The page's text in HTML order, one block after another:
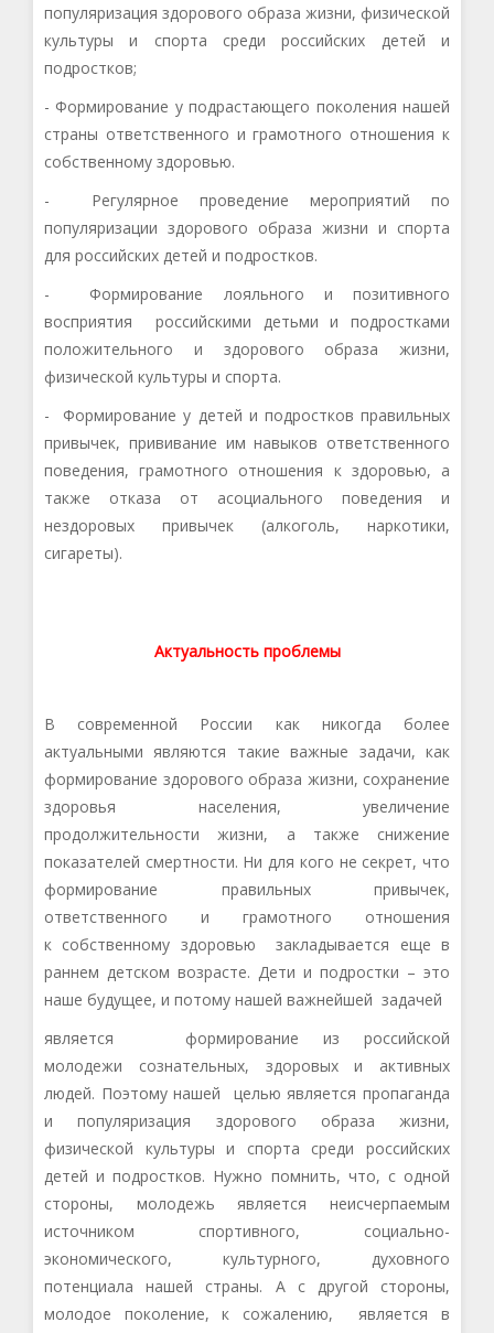
популяризация здорового образа жизни, физической
культуры и спорта среди российских детей и
подростков;
- Формирование у подрастающего поколения нашей
страны ответственного и грамотного отношения к
собственному здоровью.
- Регулярное проведение мероприятий по
популяризации здорового образа жизни и спорта
для российских детей и подростков.
- Формирование лояльного ипозитивного
восприятия российскими детьми и подростками
положительного и здорового образа жизни,
физической культуры и спорта.
- Формирование у детей и подростков правильных
привычек, прививание им навыков ответственного
поведения, грамотного отношения к здоровью, а
также отказа от асоциального поведения и
нездоровых привычек (алкоголь, наркотики,
сигареты).
Актуальность проблемы
В современной России как никогда более
актуальными являются такие важные задачи, как
формирование здорового образа жизни, сохранение
здоровья населения, увеличение
продолжительности жизни, а также снижение
показателей смертности. Ни для кого не секрет, что
формирование правильных привычек,
ответственного и грамотного отношения
к собственному здоровью закладывается ещев
раннем детском возрасте. Дети и подростки – это
наше будущее, и потому нашей важнейшей задачей
является формирование
изроссийской
молодежи сознательных, здоровых и активных
людей. Поэтому нашей целью является пропаганда
и популяризация здорового образа жизни,
физической культуры и спорта среди российских
детей и подростков. Нужно помнить, что, с одной
стороны, молодежь является неисчерпаемым
источником спортивного, социально-
экономического, культурного, духовного
потенциаланашей страны. А с другой стороны,
молодое поколение, к сожалению, является в